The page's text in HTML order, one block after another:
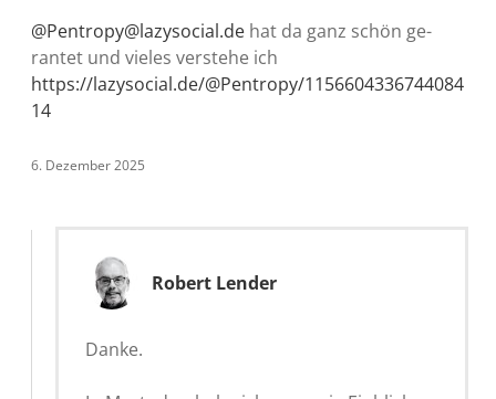
@Pentropy@lazysocial.de hat da ganz schön ge-
rantet und vieles verstehe ich
https://lazysocial.de/@Pentropy/1156604336744084
14
6. Dezember 2025
Robert Lender
Danke.